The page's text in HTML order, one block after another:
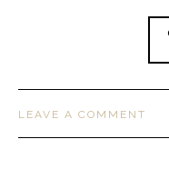
LEAVE A COMMENT